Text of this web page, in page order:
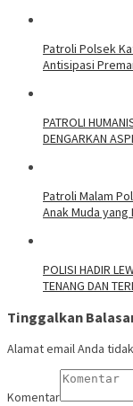
‎Patroli Polsek
Antisipasi
‎PATROLI
DENGARKAN
‎Patroli Malam
Anak Muda
‎POLISI HADIR
TENANG DAN
Tinggalkan
Alamat email Anda
Komentar